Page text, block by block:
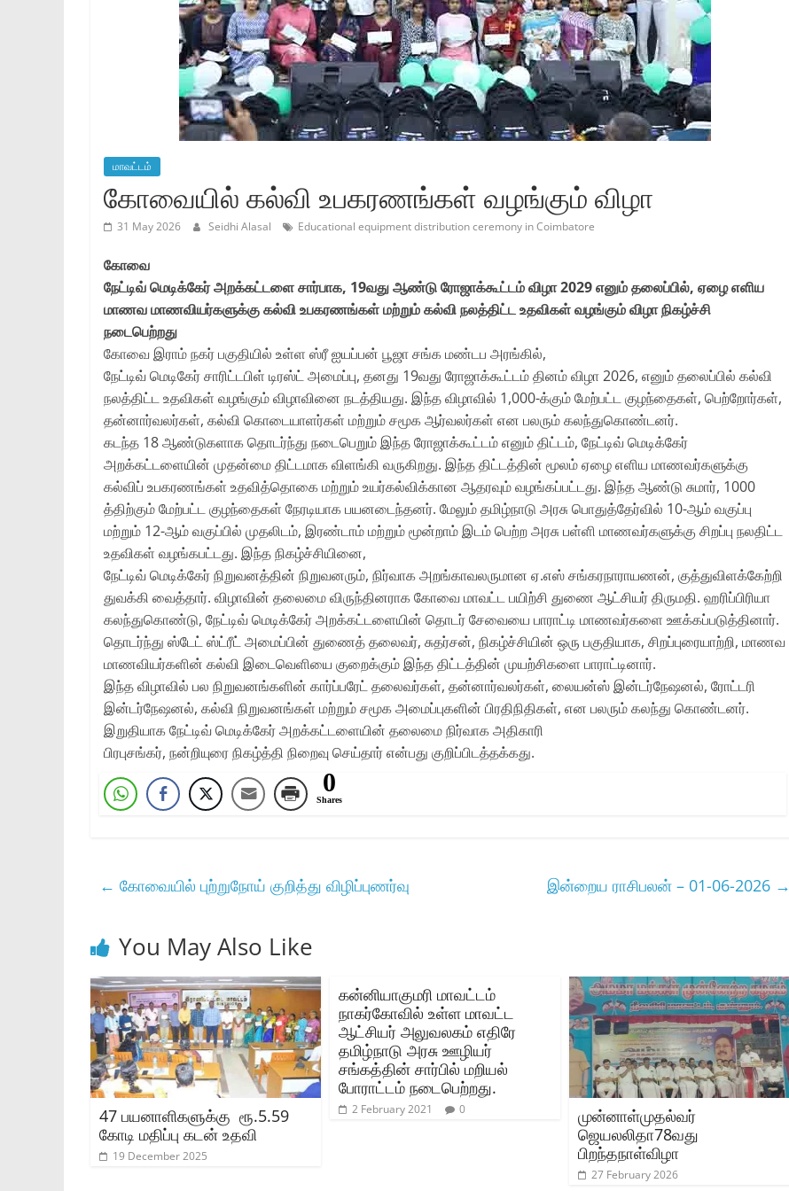
மாவட்டம்
கோவையில் கல்வி உபகரணங்கள் வழங்கும் விழா
31 May 2026 Seidhi Alasal Educational equipment distribution ceremony in Coimbatore
கோவை
நேட்டிவ் மெடிக்கேர் அறக்கட்டளை சார்பாக, 19வது ஆண்டு ரோஜாக்கூட்டம் விழா 2029 எனும் தலைப்பில், ஏழை எளிய
மாணவ மாணவியர்களுக்கு கல்வி உபகரணங்கள் மற்றும் கல்வி நலத்திட்ட உதவிகள் வழங்கும் விழா நிகழ்ச்சி
நடைபெற்றது
கோவை இராம் நகர் பகுதியில் உள்ள ஸ்ரீ ஐயப்பன் பூஜா சங்க மண்டப அரங்கில்,
நேட்டிவ் மெடிகேர் சாரிட்டபிள் டிரஸ்ட் அமைப்பு, தனது 19வது ரோஜாக்கூட்டம் தினம் விழா 2026, எனும் தலைப்பில் கல்வி
நலத்திட்ட உதவிகள் வழங்கும் விழாவினை நடத்தியது. இந்த விழாவில் 1,000-க்கும் மேற்பட்ட குழந்தைகள், பெற்றோர்கள்,
தன்னார்வலர்கள், கல்வி கொடையாளர்கள் மற்றும் சமூக ஆர்வலர்கள் என பலரும் கலந்துகொண்டனர்.
கடந்த 18 ஆண்டுகளாக தொடர்ந்து நடைபெறும் இந்த ரோஜாக்கூட்டம் எனும் திட்டம், நேட்டிவ் மெடிக்கேர்
அறக்கட்டளையின் முதன்மை திட்டமாக விளங்கி வருகிறது. இந்த திட்டத்தின் மூலம் ஏழை எளிய மாணவர்களுக்கு
கல்விப் உபகரணங்கள் உதவித்தொகை மற்றும் உயர்கல்விக்கான ஆதரவும் வழங்கப்பட்டது. இந்த ஆண்டு சுமார், 1000
த்திற்கும் மேற்பட்ட குழந்தைகள் நேரடியாக பயனடைந்தனர். மேலும் தமிழ்நாடு அரசு பொதுத்தேர்வில் 10-ஆம் வகுப்பு
மற்றும் 12-ஆம் வகுப்பில் முதலிடம், இரண்டாம் மற்றும் மூன்றாம் இடம் பெற்ற அரசு பள்ளி மாணவர்களுக்கு சிறப்பு நலதிட்ட
உதவிகள் வழங்கபட்டது. இந்த நிகழ்ச்சியினை,
நேட்டிவ் மெடிக்கேர் நிறுவனத்தின் நிறுவனரும், நிர்வாக அறங்காவலருமான ஏ.எஸ் சங்கரநாராயணன், குத்துவிளக்கேற்றி
துவக்கி வைத்தார். விழாவின் தலைமை விருந்தினராக கோவை மாவட்ட பயிற்சி துணை ஆட்சியர் திருமதி. ஹரிப்பிரியா
கலந்துகொண்டு, நேட்டிவ் மெடிக்கேர் அறக்கட்டளையின் தொடர் சேவையை பாராட்டி மாணவர்களை ஊக்கப்படுத்தினார்.
தொடர்ந்து ஸ்டேட் ஸ்ட்ரீட் அமைப்பின் துணைத் தலைவர், சுதர்சன், நிகழ்ச்சியின் ஒரு பகுதியாக, சிறப்புரையாற்றி, மாணவ
மாணவியர்களின் கல்வி இடைவெளியை குறைக்கும் இந்த திட்டத்தின் முயற்சிகளை பாராட்டினார்.
இந்த விழாவில் பல நிறுவனங்களின் கார்ப்பரேட் தலைவர்கள், தன்னார்வலர்கள், லையன்ஸ் இன்டர்நேஷனல், ரோட்டரி
இன்டர்நேஷனல், கல்வி நிறுவனங்கள் மற்றும் சமூக அமைப்புகளின் பிரதிநிதிகள், என பலரும் கலந்து கொண்டனர்.
இறுதியாக நேட்டிவ் மெடிக்கேர் அறக்கட்டளையின் தலைமை நிர்வாக அதிகாரி
பிரபுசங்கர், நன்றியுரை நிகழ்த்தி நிறைவு செய்தார் என்பது குறிப்பிடத்தக்கது.
0
Shares
← கோவையில் புற்றுநோய் குறித்து விழிப்புணர்வு இன்றைய ராசிபலன் – 01-06-2026 →
You May Also Like
47 பயனாளிகளுக்கு ரூ.5.59
கோடி மதிப்பு கடன் உதவி
19 December 2025
கன்னியாகுமரி மாவட்டம்
நாகர்கோவில் உள்ள மாவட்ட
ஆட்சியர் அலுவலகம் எதிரே
தமிழ்நாடு அரசு ஊழியர்
சங்கத்தின் சார்பில் மறியல்
போராட்டம் நடைபெற்றது.
2 February 2021 0
முன்னாள்முதல்வர்
ஜெயலலிதா78வது
பிறந்தநாள்விழா
27 February 2026